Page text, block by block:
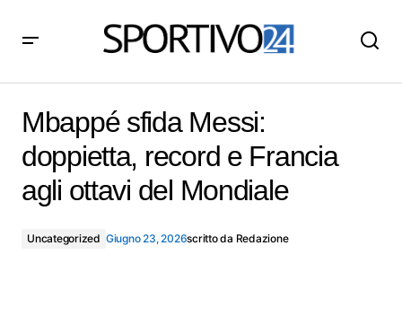
ottavi del Mondiale
Mbappé sfida Messi:
doppietta, record e Francia
agli ottavi del Mondiale
Uncategorized Giugno 23, 2026scritto da Redazione